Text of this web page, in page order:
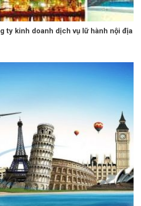
ty kinh doanh dịch vụ lữ hành nội địa